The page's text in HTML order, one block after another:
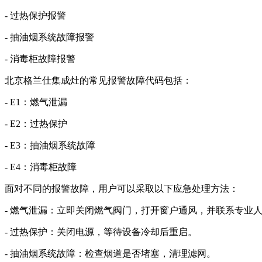
- 过热保护报警
- 抽油烟系统故障报警
- 消毒柜故障报警
北京格兰仕集成灶的常见报警故障代码包括：
- E1：燃气泄漏
- E2：过热保护
- E3：抽油烟系统故障
- E4：消毒柜故障
面对不同的报警故障，用户可以采取以下应急处理方法：
- 燃气泄漏：立即关闭燃气阀门，打开窗户通风，并联系专业人
- 过热保护：关闭电源，等待设备冷却后重启。
- 抽油烟系统故障：检查烟道是否堵塞，清理滤网。